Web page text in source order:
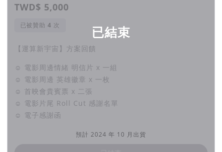
已結束
TWD$ 5,000
已被贊助 次
【運算新宇宙】方案回饋
☺ 電影周邊情緒 明信片 x 一組
☺ 電影周邊 英雄徽章 x 一枚
☺ 首映會貴賓票 x 二張
☺ 電影片尾 Roll Cut 感謝名單
☺ 電子感謝函
預計 2024 年 10 月出貨